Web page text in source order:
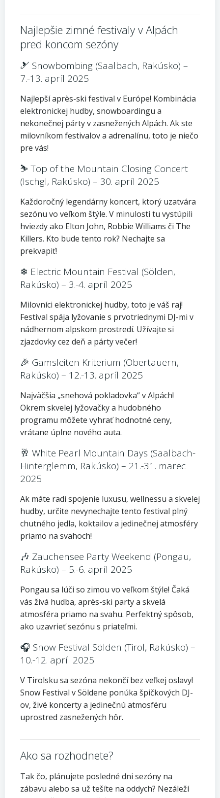
Najlepšie zimné festivaly v Alpách
pred koncom sezóny
🎿 Snowbombing (Saalbach, Rakúsko) –
7.-13. apríl 2025
Najlepší après-ski festival v Európe! Kombinácia
elektronickej hudby, snowboardingu a
nekonečnej párty v zasnežených Alpách. Ak ste
milovníkom festivalov a adrenalínu, toto je niečo
pre vás!
⛷ Top of the Mountain Closing Concert
(Ischgl, Rakúsko) – 30. apríl 2025
Každoročný legendárny koncert, ktorý uzatvára
sezónu vo veľkom štýle. V minulosti tu vystúpili
hviezdy ako Elton John, Robbie Williams či The
Killers. Kto bude tento rok? Nechajte sa
prekvapiť!
❄ Electric Mountain Festival (Sölden,
Rakúsko) – 3.-4. apríl 2025
Milovníci elektronickej hudby, toto je váš raj!
Festival spája lyžovanie s prvotriednymi DJ-mi v
nádhernom alpskom prostredí. Užívajte si
zjazdovky cez deň a párty večer!
🎉 Gamsleiten Kriterium (Obertauern,
Rakúsko) – 12.-13. apríl 2025
Najväčšia „snehová pokladovka“ v Alpách!
Okrem skvelej lyžovačky a hudobného
programu môžete vyhrať hodnotné ceny,
vrátane úplne nového auta.
🥂 White Pearl Mountain Days (Saalbach-
Hinterglemm, Rakúsko) – 21.-31. marec
2025
Ak máte radi spojenie luxusu, wellnessu a skvelej
hudby, určite nevynechajte tento festival plný
chutného jedla, koktailov a jedinečnej atmosféry
priamo na svahoch!
🎶 Zauchensee Party Weekend (Pongau,
Rakúsko) – 5.-6. apríl 2025
Pongau sa lúči so zimou vo veľkom štýle! Čaká
vás živá hudba, après-ski party a skvelá
atmosféra priamo na svahu. Perfektný spôsob,
ako uzavrieť sezónu s priateľmi.
🎧 Snow Festival Sölden (Tirol, Rakúsko) –
10.-12. apríl 2025
V Tirolsku sa sezóna nekončí bez veľkej oslavy!
Snow Festival v Söldene ponúka špičkových DJ-
ov, živé koncerty a jedinečnú atmosféru
uprostred zasnežených hôr.
Ako sa rozhodnete?
Tak čo, plánujete posledné dni sezóny na
zábavu alebo sa už tešíte na oddych? Nezáleží